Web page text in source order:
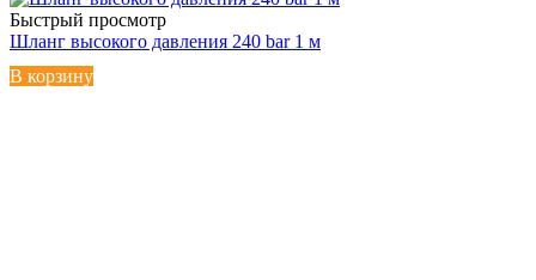
Быстрый просмотр
Шланг высокого давления 240 bar 1 м
В корзину